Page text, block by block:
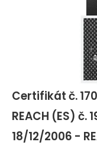
Certifikát č.
REACH (ES)
18/12/2006 -